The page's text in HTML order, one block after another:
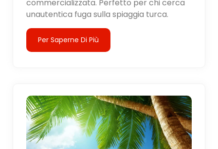
commercializzata. Perfetto per chi cerca
unautentica fuga sulla spiaggia turca.
Per Saperne Di Più